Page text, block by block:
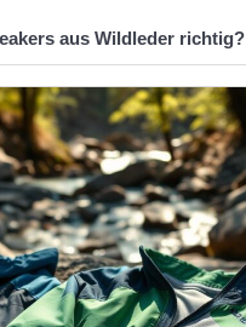
aus Wildleder richtig?